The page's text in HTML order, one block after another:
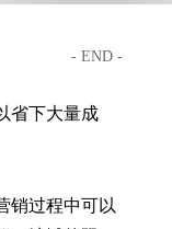
省下大量成
销过程中可以
- END -